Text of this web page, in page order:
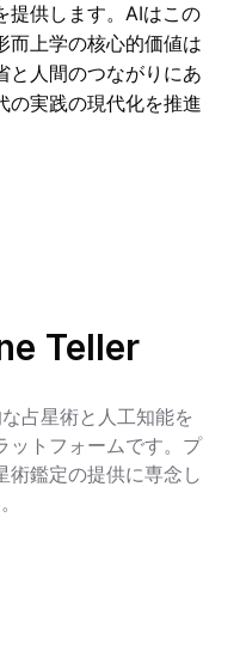
提供します。AIはこの
而上学の核心的価値は
と人間のつながりにあ
の実践の現代化を推進
Teller
占星術と人工知能を
ットフォームです。プ
術鑑定の提供に専念し